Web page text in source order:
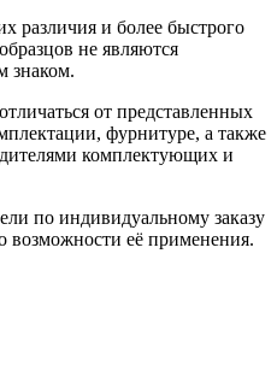
различия и более быстрого
не являются
знаком.
от представленных
фурнитуре, а также
комплектующих и
по индивидуальному заказу
возможности её применения.